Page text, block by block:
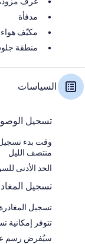
مدفأة
مكيّف هواء
منطقة
السياسات
تسجيل
منتصف الليل
الحد الأدنى
تسجيل
تسجيل المغادرة قبل
تتوفر إمكانية
سيُفرض رسم